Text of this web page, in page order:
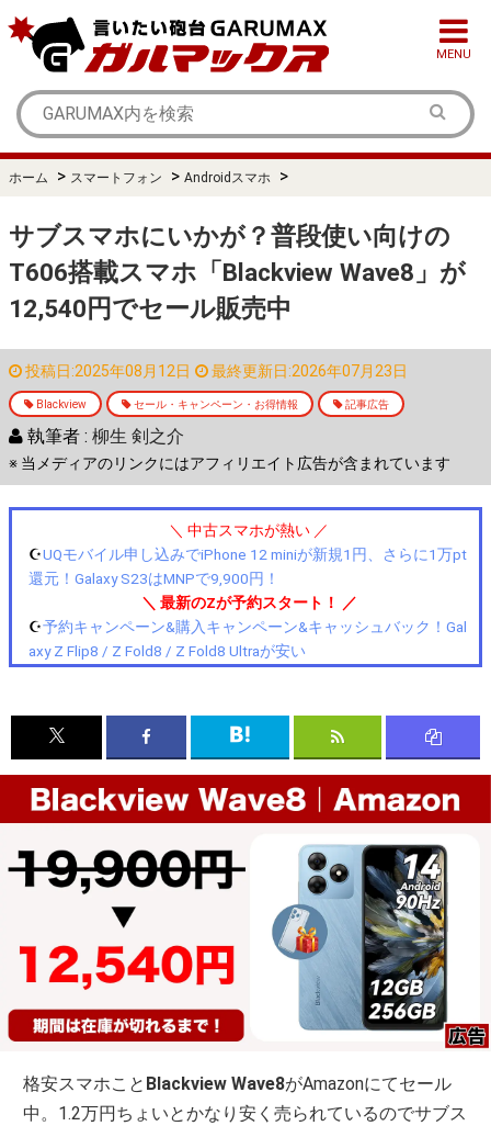
MENU
ホーム > スマートフォン > Androidスマホ >
サブスマホにいかが？普段使い向けの
T606搭載スマホ「Blackview Wave8」が
12,540円でセール販売中
投稿日:2025年08月12日 最終更新日:2026年07月23日
Blackview セール・キャンペーン・お得情報 記事広告
執筆者 : 柳生 剣之介
※ 当メディアのリンクにはアフィリエイト広告が含まれています
＼ 中古スマホが熱い ／
☪️UQモバイル申し込みでiPhone 12 miniが新規1円、さらに1万pt
還元！Galaxy S23はMNPで9,900円！
＼ 最新のZが予約スタート！ ／
☪️予約キャンペーン&購入キャンペーン&キャッシュバック！Gal
axy Z Flip8 / Z Fold8 / Z Fold8 Ultraが安い
格安スマホこと Blackview Wave8がAmazonにてセール
中。1.2万円ちょいとかなり安く売られているのでサブス